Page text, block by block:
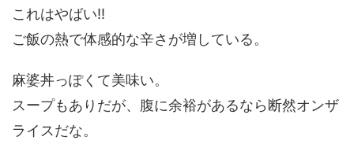
これはやばい!!
ご飯の熱で体感的な辛さが増している。
麻婆丼っぽくて美味い。
スープもありだが、腹に余裕があるなら断然オンザ
ライスだな。